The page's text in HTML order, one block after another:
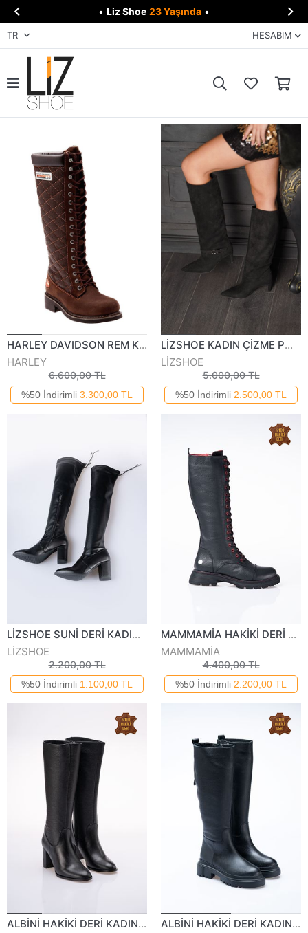
 • Liz Shoe 23 Yaşında • 
TR HESABIM
HARLEY DAVIDSON REM KADIN DERİ ÇİZME 16K
HARLEY
6.600,00 TL
%50 İndirimli 3.300,00 TL
LİZSHOE KADIN ÇİZME PM 143225K
LİZSHOE
5.000,00 TL
%50 İndirimli 2.500,00 TL
LİZSHOE SUNİ DERİ KADIN GÜNLÜK ÇİZME MDA 82422K
LİZSHOE
2.200,00 TL
%50 İndirimli 1.100,00 TL
MAMMAMİA HAKİKİ DERİ KADIN GÜNLÜK ÇİZME 200022K
MAMMAMİA
4.400,00 TL
%50 İndirimli 2.200,00 TL
ALBİNİ HAKİKİ DERİ KADIN ÇİZME 1048323K
ALBİNİ HAKİKİ DERİ KADIN ÇİZME 1048123K